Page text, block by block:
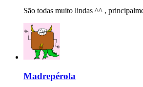
São todas muito lindas ^^ ,
Madrepérola